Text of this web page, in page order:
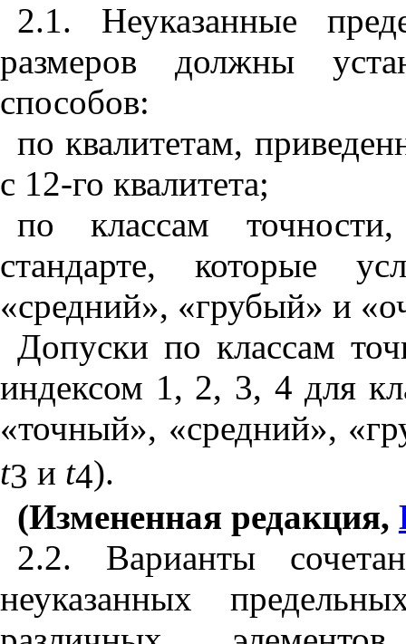
2.1. Неуказанные
размеров должны
способов:
поквалитетам, при
с 12-го квалитета;
по классам
стандарте, которые
«средний», «грубый» и
Допуски по классам
индексом 1, 2, 3, 4 для
«точный», «средний»,
t3 и t4).
(Измененная редакция,
2.2. Варианты
неуказанных